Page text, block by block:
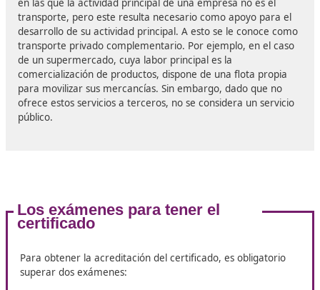
Fundamentos del derecho privado.
El transportista como empresario en el ámbito
Derecho laboral y social.
Derecho tributario y fiscal.
Gestión comercial y financiera de la empresa.
Acceso y regulación del mercado.
Normativas de explotación y técnicas profesionales.
Diferencias entre transporte
El transporte se define como una